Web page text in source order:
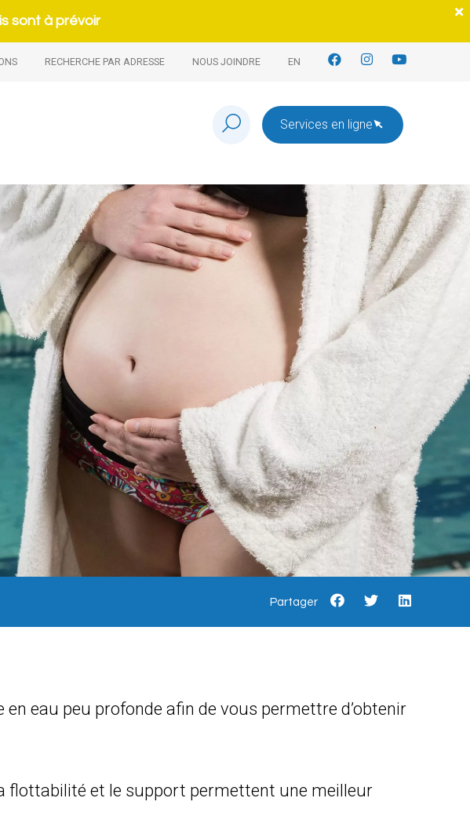
sont à prévoir
RECHERCHE PAR ADRESSE NOUS JOINDRE EN
Services en ligne
Partager
eau peu profonde afin de vous permettre d’obtenir
flottabilité et le support permettent une meilleur